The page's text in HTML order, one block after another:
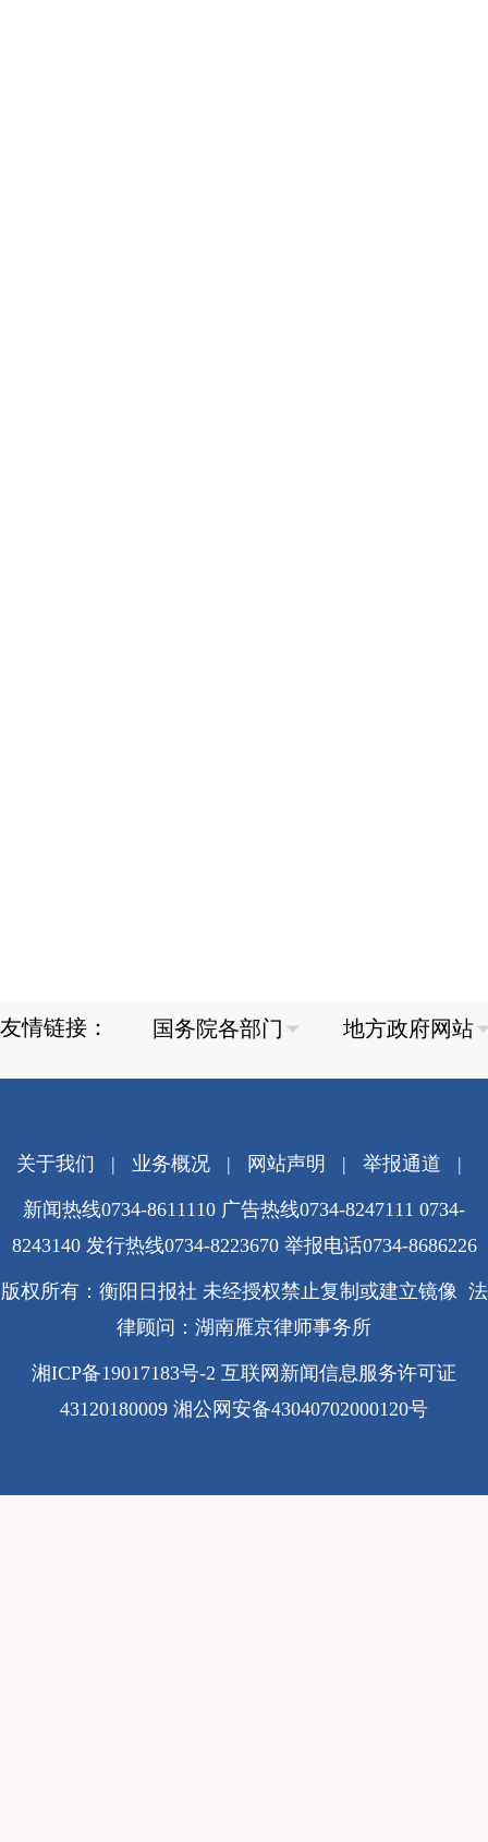
友情链接：
关于我们 | 业务概况| 网站声明 | 举报通道 |
新闻热线0734-8611110 广告热线0734-8247111 0734-
8243140 发行热线0734-8223670 举报电话0734-8686226
版权所有：衡阳日报社 未经授权禁止复制或建立镜像 法
律顾问：湖南雁京律师事务所
湘ICP备19017183号-2 互联网新闻信息服务许可证
43120180009 湘公网安备43040702000120号